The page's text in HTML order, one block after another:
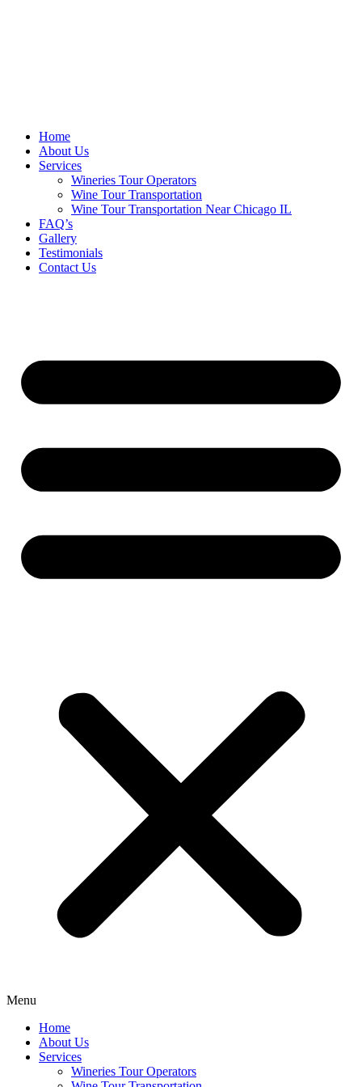
Home
About Us
Services
Wineries Tour Operators
Wine Tour Transportation
Wine Tour Transportation Near Chicago IL
FAQ’s
Gallery
Testimonials
Contact Us
Menu
Home
About Us
Services
Wineries Tour Operators